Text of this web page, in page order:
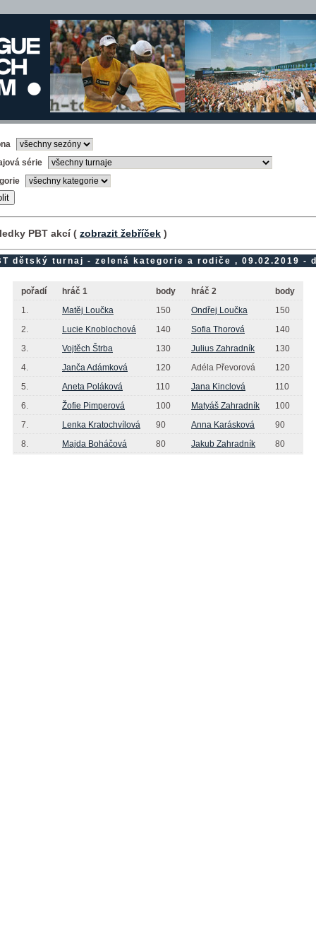
série
PBT akcí ( zobrazit žebříček )
dětský turnaj - zelená kategorie a rodiče , 09.02.2019 -
pořadí hráč 1 body hráč 2
body
1.
Matěj Loučka 150 Ondřej Loučka
150
2.
Lucie Knoblochová 140 Sofia Thorová
140
3.
Vojtěch Štrba 130 Julius Zahradník
130
4.
Janča Adámková 120 Adéla Převorová
120
5.
Aneta Poláková 110 Jana Kinclová
110
6.
Žofie Pimperová 100 Matyáš Zahradník
100
7.
Lenka Kratochvílová 90 Anna Karásková
90
8.
Majda Boháčová 80 Jakub Zahradník 80